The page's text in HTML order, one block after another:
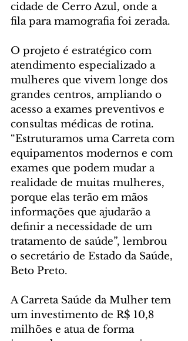
cidade de Cerro Azul, onde a
fila para mamografia foi zerada.
O projeto é estratégico com
atendimento especializado a
mulheres que vivem longe dos
grandes centros, ampliando o
acesso a exames preventivos e
consultas médicas de rotina.
“Estruturamos uma Carreta com
equipamentos modernos e com
exames que podem mudar a
realidade de muitas mulheres,
porque elas terão em mãos
informações que ajudarão a
definir a necessidade de um
tratamento de saúde”, lembrou
o secretário de Estado da Saúde,
Beto Preto.
A Carreta Saúde da Mulher tem
um investimento de R$ 10,8
milhões e atua de forma